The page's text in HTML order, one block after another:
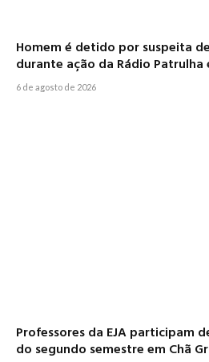
Homem é detido por suspeita
durante ação da Rádio Patrulha
6 de agosto de 2026
Professores da EJA participam
do segundo semestre em Chã